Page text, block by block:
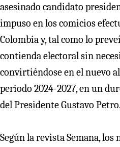
asesinado candidato
impuso en los comicios
Colombia y, tal como lo
contienda electoral sin
convirtiéndose en el nuevo
periodo 2024-2027, en un
del Presidente Gustavo Petro.
Según la revista Semana, los